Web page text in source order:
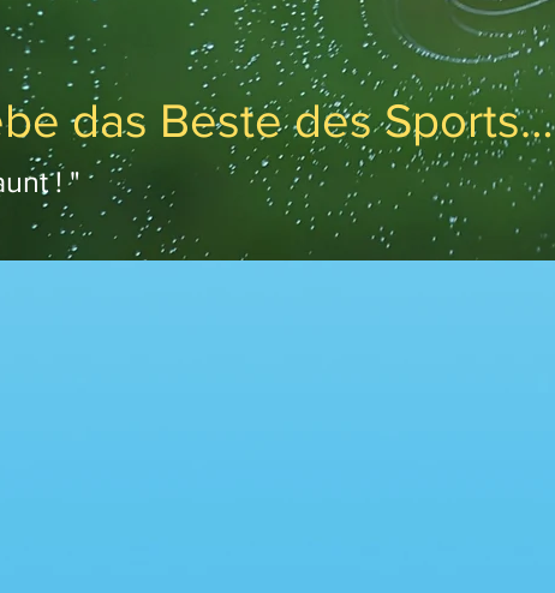
das Beste des Sports…
! "